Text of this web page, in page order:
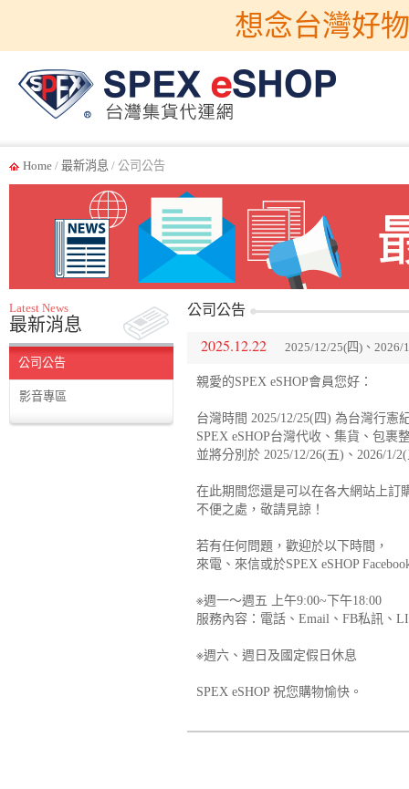
想念台灣好
Home / 最新消息 / 公司公告
Latest News
最新消息
公司公告
影音專區
公司公告
2025.12.22 2025/12/25(四)、2026/
親愛的SPEX eSHOP會員您好：
台灣時間 2025/12/25(四) 為台灣行憲
SPEX eSHOP台灣代收、集貨、包裹
並將分別於 2025/12/26(五)、2026/1/
在此期間您還是可以在各大網站上訂
不便之處，敬請見諒！
若有任何問題，歡迎於以下時間，
來電、來信或於SPEX eSHOP
※週一～週五 上午9:00~下午18:00
服務內容：電話、Email、FB私訊、
※週六、週日及國定假日休息
SPEX eSHOP 祝您購物愉快。